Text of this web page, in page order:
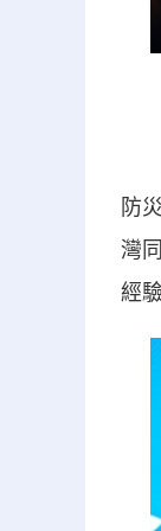
蘇
防
灣
經